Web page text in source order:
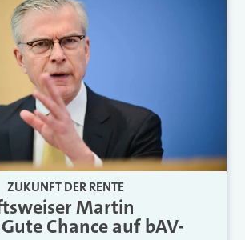
ZUKUNFT DER RENTE
Martin
Chance auf bAV-